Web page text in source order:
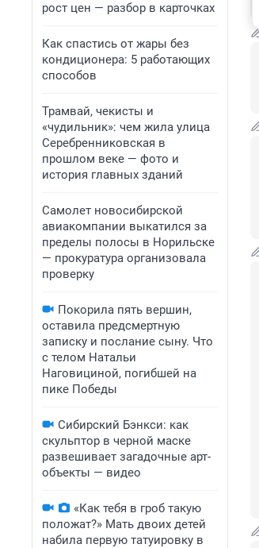
рост цен — разбор в карточках
Как спастись от жары без
кондиционера: 5 работающих
способов
Трамвай, чекисты и
«чудильник»: чем жила улица
Серебренниковская в
прошлом веке — фото и
история главных зданий
Самолет новосибирской
авиакомпании выкатился за
пределы полосы в Норильске
— прокуратура организовала
проверку
Покорила пять вершин,
оставила предсмертную
записку и послание сыну. Что
с телом Натальи
Наговициной, погибшей на
пике Победы
Сибирский Бэнкси: как
скульптор в черной маске
развешивает загадочные арт-
объекты — видео
«Как тебя в гроб такую
положат?» Мать двоих детей
набила первую татуировку в